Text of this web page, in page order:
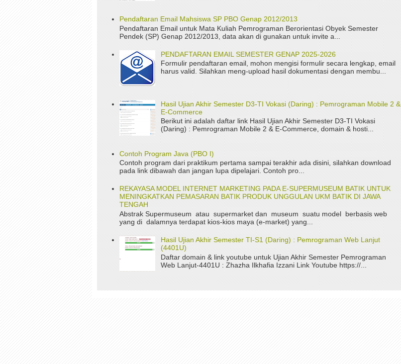
Pendaftaran Email Mahsiswa SP PBO Genap 2012/2013
Pendaftaran Email untuk Mata Kuliah Pemrograman Berorientasi Obyek Semester
Pendek (SP) Genap 2012/2013, data akan di gunakan untuk invite a...
PENDAFTARAN EMAIL SEMESTER GENAP 2025-2026
Formulir pendaftaran email, mohon mengisi formulir secara lengkap, email
harus valid. Silahkan meng-upload hasil dokumentasi dengan membu...
Hasil Ujian Akhir Semester D3-TI Vokasi (Daring) : Pemrograman Mobile 2 &
E-Commerce
Berikut ini adalah daftar link Hasil Ujian Akhir Semester D3-TI Vokasi
(Daring) : Pemrograman Mobile 2 & E-Commerce, domain & hosti...
Contoh Program Java (PBO I)
Contoh program dari praktikum pertama sampai terakhir ada disini, silahkan download
pada link dibawah dan jangan lupa dipelajari. Contoh pro...
REKAYASA MODEL INTERNET MARKETING PADA E-SUPERMUSEUM BATIK UNTUK
MENINGKATKAN PEMASARAN BATIK PRODUK UNGGULAN UKM BATIK DI JAWA
TENGAH
Abstrak Supermuseum atau supermarket dan museum suatu model berbasis web
yang di dalamnya terdapat kios-kios maya (e-market) yang...
Hasil Ujian Akhir Semester TI-S1 (Daring) : Pemrograman Web Lanjut
(4401U)
Daftar domain & link youtube untuk Ujian Akhir Semester Pemrograman
Web Lanjut-4401U : Zhazha Ilkhafia Izzani Link Youtube https://...